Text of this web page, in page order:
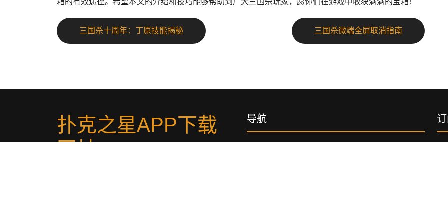
箱的有效途径。希望本文的介绍和技巧能够帮助到广大三国杀玩家，愿你们在游戏中收获满满的宝箱！
三国杀十周年：丁原技能揭秘 三国杀微端全屏取消指南
扑克之星APP下载
网址.
导航